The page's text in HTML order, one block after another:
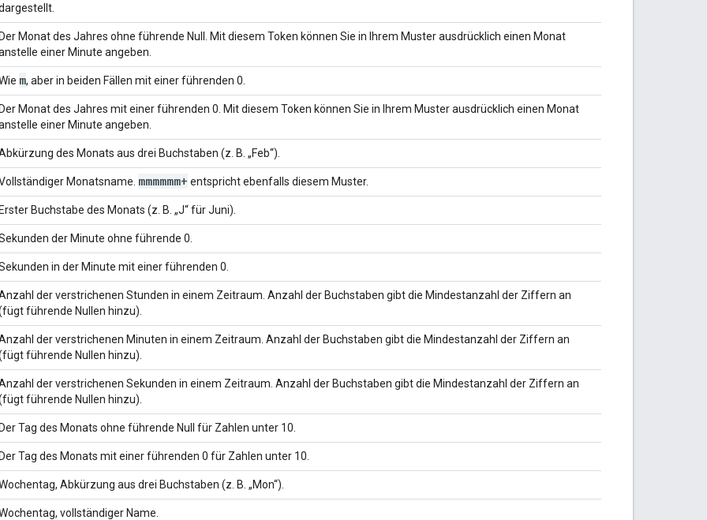
Der Monat des Jahres ohne führende Null. Mit diesem Token können Sie in Ihrem Muster ausdrücklich einen Monat
einer Minute angeben.
m, aber in beiden Fällen mit einer führenden 0.
Der Monat des Jahres mit einer führenden 0. Mit diesem Token können Sie in Ihrem Muster ausdrücklich einen Monat
einer Minute angeben.
des Monats aus drei Buchstaben (z. B. „Feb“).
Monatsname. mmmmmm+ entspricht ebenfalls diesem Muster.
Erster Buchstabe des Monats (z. B. „J“ für Juni).
der Minute ohne führende 0.
in der Minute mit einer führenden 0.
der verstrichenen Stunden in einem Zeitraum. Anzahl der Buchstaben gibt die Mindestanzahl der Ziffern an
führende Nullen hinzu).
der verstrichenen Minuten in einem Zeitraum. Anzahl der Buchstaben gibt die Mindestanzahl der Ziffern an
führende Nullen hinzu).
der verstrichenen Sekunden in einem Zeitraum. Anzahl der Buchstaben gibt die Mindestanzahl der Ziffern an
führende Nullen hinzu).
Der Tag des Monats ohne führende Null für Zahlen unter 10.
Der Tag des Monats mit einer führenden 0 für Zahlen unter 10.
Abkürzung aus drei Buchstaben (z. B. „Mon“).
vollständiger Name.